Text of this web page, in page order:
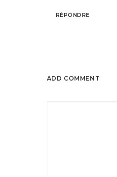
RÉPONDRE
ADD COMMENT